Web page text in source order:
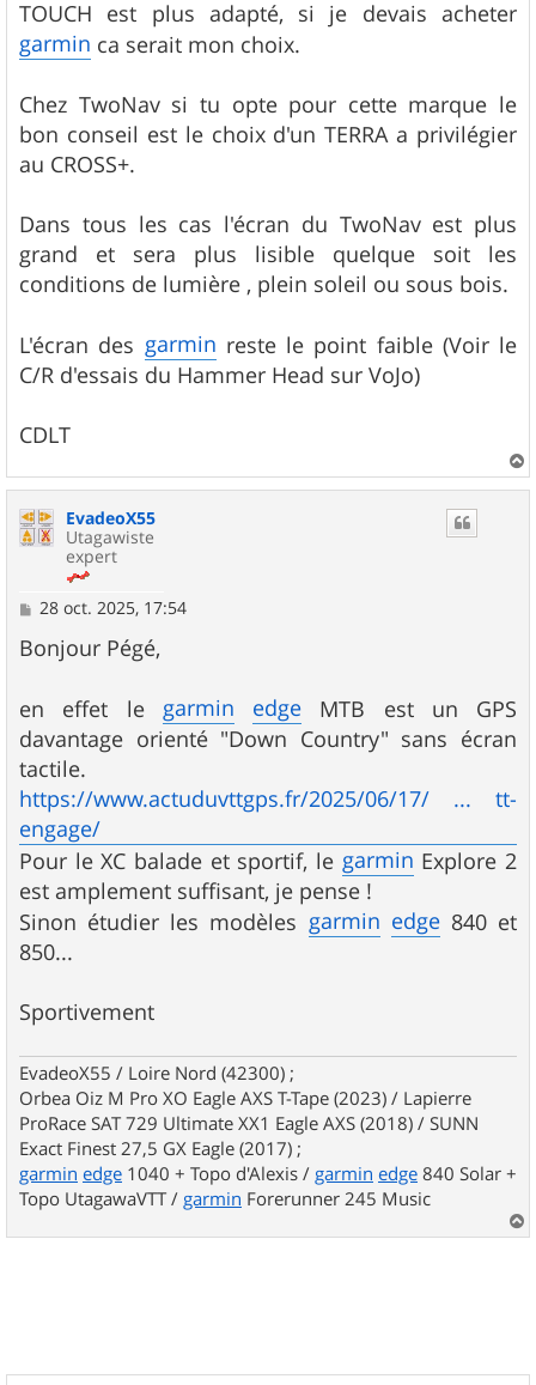
TOUCH est plus adapté, si je devais acheter
garmin ca serait mon choix.
Chez TwoNav si tu opte pour cette marque le
bon conseil est le choix d'un TERRA a privilégier
au CROSS+.
Dans tous les cas l'écran du TwoNav est plus
grand et sera plus lisible quelque soit les
conditions de lumière , plein soleil ou sous bois.
L'écran des garmin reste le point faible (Voir le
C/R d'essais du Hammer Head sur VoJo)
CDLT
a
EvadeoX55
Utagawiste
expert
M
s
s
g
e
28 oct. 2025, 17:54
Bonjour Pégé,
en effet le garmin edge MTB est un GPS
davantage orienté "Down Country" sans écran
tactile.
https://www.actuduvttgps.fr/2025/06/17/ ... tt-
engage/
Pour le XC balade et sportif, le garmin Explore 2
est amplement suffisant, je pense !
Sinon étudier les modèles garmin edge840 et
850...
Sportivement
EvadeoX55 / Loire Nord (42300) ;
Orbea Oiz M Pro XO Eagle AXS T-Tape (2023) / Lapierre
ProRace SAT 729 Ultimate XX1 Eagle AXS (2018) / SUNN
Exact Finest 27,5 GX Eagle (2017) ;
garmin edge 1040 + Topo d'Alexis / garmin edge 840 Solar +
Topo UtagawaVTT / garmin Forerunner 245 Music
a